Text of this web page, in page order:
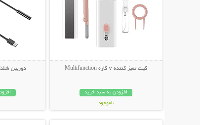
کیت تمیز کننده 7 کاره Multifunction
افزودن به سبد خرید
ناموجود
دوربین